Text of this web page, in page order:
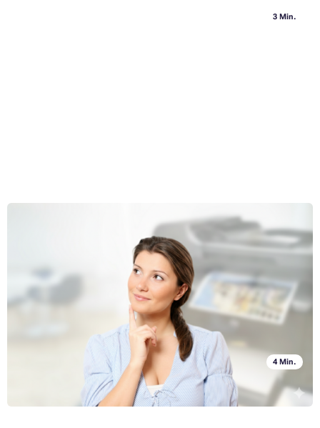
3 Min.
Brauche ich eine neue Patrone oder Kartusche? Wählen
Sie richtig und drucken Sie smart und billig
Ihr Drucker hört gerade in dem Moment mit dem Drucken auf, wenn
Sie es am meisten brauchen. Seien Sie darauf vorbereitet. Wissen Sie,
was der Unterschied zwischen einer Tonerpatrone und einer
Tintenkartusche ist? Und wie man ein Kartusche wechselt, ohne den
Ganzen Artikel lesen »
4 Min.